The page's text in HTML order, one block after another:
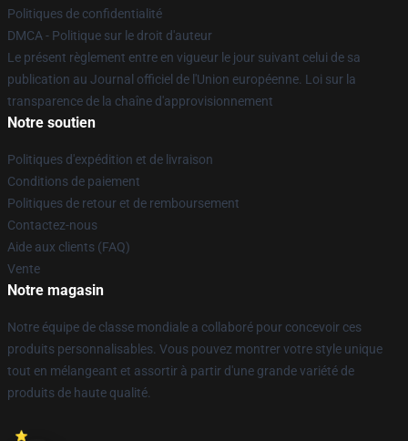
Politiques de confidentialité
DMCA - Politique sur le droit d'auteur
Le présent règlement entre en vigueur le jour suivant celui de sa
publication au Journal officiel de l'Union européenne. Loi sur la
transparence de la chaîne d'approvisionnement
Notre soutien
Politiques d'expédition et de livraison
Conditions de paiement
Politiques de retour et de remboursement
Contactez-nous
Aide aux clients (FAQ)
Vente
Notre magasin
Notre équipe de classe mondiale a collaboré pour concevoir ces
produits personnalisables. Vous pouvez montrer votre style unique
tout en mélangeant et assortir à partir d'une grande variété de
produits de haute qualité.